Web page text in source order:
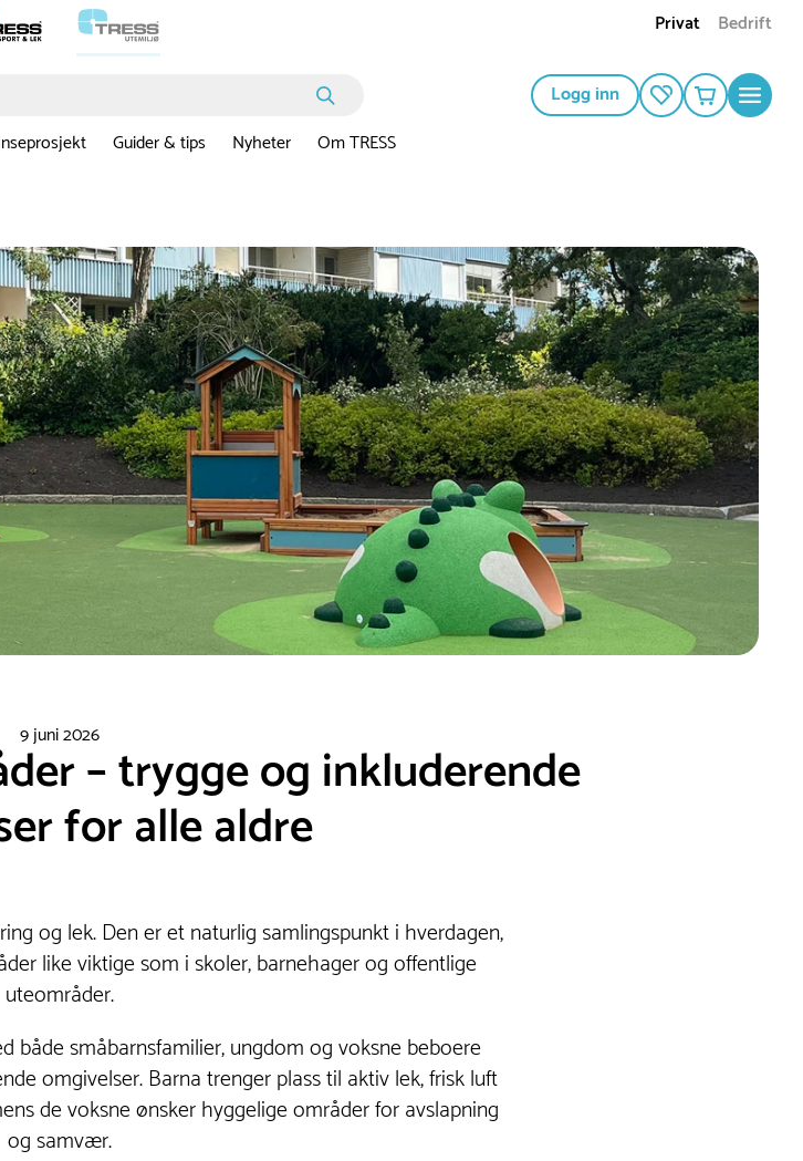
Privat Bedrift
Logg inn
Guider & tips Nyheter Om TRESS
9 juni 2026– trygge og inkluderende
for alle aldre
og lek. Den er et naturlig samlingspunkt i hverdagen,
like viktige som i skoler, barnehager og offentlige
uteområder.
både småbarnsfamilier, ungdom og voksne beboere
omgivelser. Barna trenger plass til aktiv lek, frisk luft
de voksne ønsker hyggelige områder for avslapning
og samvær.